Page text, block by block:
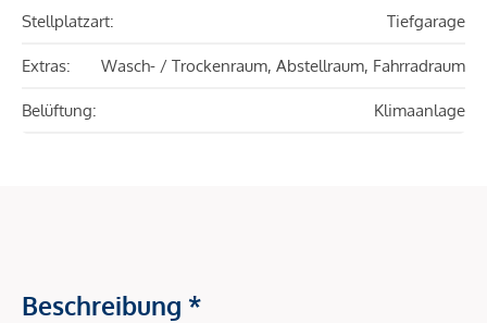
Stellplatzart: Tiefgarage
Extras: Wasch- / Trockenraum, Abstellraum, Fahrradraum
Belüftung: Klimaanlage
Beschreibung *